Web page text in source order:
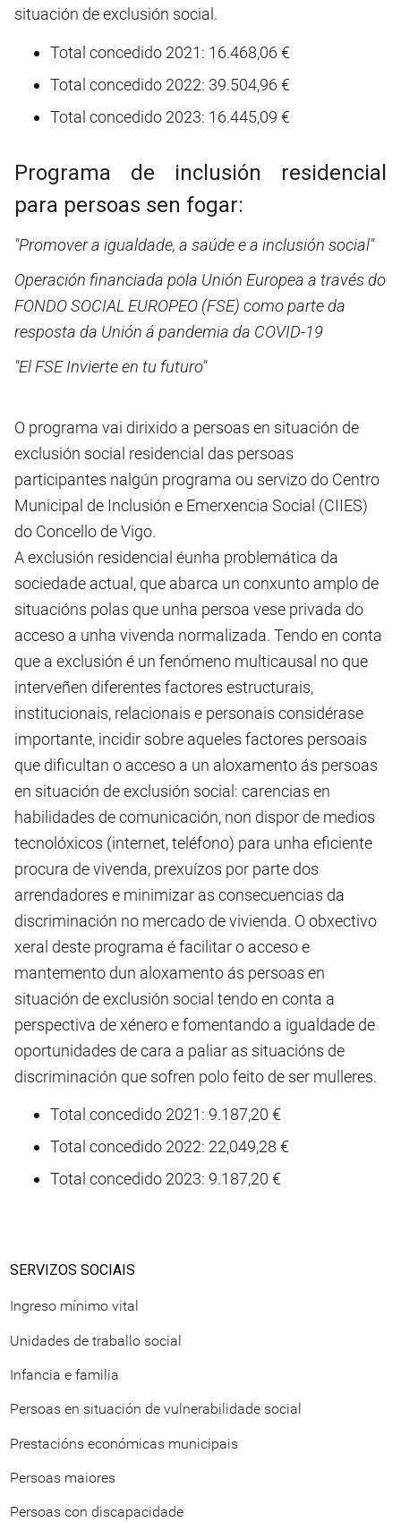
situación de exclusión social.
Total concedido 2021: 16.468,06 €
Total concedido 2022: 39.504,96 €
Total concedido 2023: 16.445,09 €
Programa de inclusión residencial
para persoas sen fogar:
"Promover a igualdade, a saúde e a inclusión social"
Operación financiada pola Unión Europea a través do
FONDO SOCIAL EUROPEO (FSE) como parte da
resposta da Unión á pandemia da COVID-19
"El FSE Invierte en tu futuro"
O programa vai dirixido a persoas en situación de
exclusión social residencial das persoas
participantes nalgún programa ou servizo do Centro
Municipal de Inclusión e Emerxencia Social (CIIES)
do Concello de Vigo.
A exclusión residencial éunha problemática da
sociedade actual, que abarca un conxunto amplo de
situacións polas que unha persoa vese privada do
acceso a unha vivenda normalizada. Tendo en conta
que a exclusión é un fenómeno multicausal no que
interveñen diferentes factores estructurais,
institucionais, relacionais e personais considérase
importante, incidir sobre aqueles factores persoais
que dificultan o acceso a un aloxamento ás persoas
en situación de exclusión social: carencias en
habilidades de comunicación, non dispor de medios
tecnolóxicos (internet, teléfono) para unha eficiente
procura de vivenda, prexuízos por parte dos
arrendadores e minimizar as consecuencias da
discriminación no mercado de vivienda. O obxectivo
xeral deste programa é facilitar o acceso e
mantemento dun aloxamento ás persoas en
situación de exclusión social tendo en conta a
perspectiva de xénero e fomentando a igualdade de
oportunidades de cara a paliar as situacións de
discriminación que sofren polo feito de ser mulleres.
Total concedido 2021: 9.187,20 €
Total concedido 2022: 22,049,28 €
Total concedido 2023: 9.187,20 €
SERVIZOS SOCIAIS
Ingreso mínimo vital
Unidades de traballo social
Infancia e familia
Persoas en situación de vulnerabilidade social
Prestacións económicas municipais
Persoas maiores
Persoas con discapacidade